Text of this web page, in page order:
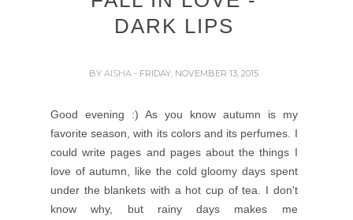
DARK LIPS
BYAISHA- FRIDAY, NOVEMBER 13, 2015
Good evening :) As you know autumn is my
favorite season, with its colors and its perfumes. I
could write pages and pages about the things I
love of autumn, like the cold gloomy days spent
under the blankets with a hot cup of tea. I don't
know why, but rainy days makes me